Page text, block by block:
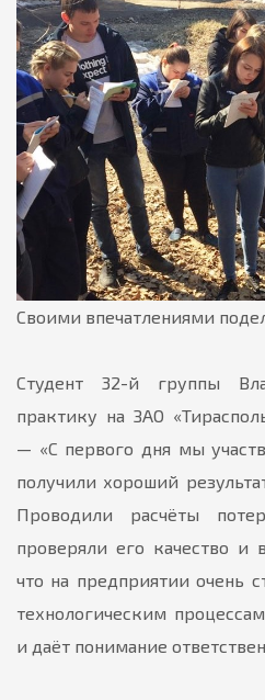
Своими впечатлениями
Студент 32-й группы
практику на ЗАО
— «С первого дня мы
получили хороший
Проводили расчёты
проверяли его качество и
что на предприятии очень
технологическим
и даёт понимание